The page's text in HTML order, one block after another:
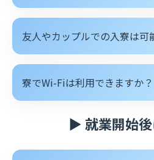
友人やカップルでの入寮は可
寮でWi-Fiは利用できますか？
▶ 就業開始